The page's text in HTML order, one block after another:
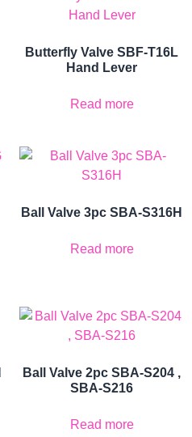
Butterfly Valve SBF-T16L
Hand Lever
Read more
Ball Valve 3pc SBA-S316H
Read more
Ball Valve 2pc SBA-S204 ,
SBA-S216
Read more